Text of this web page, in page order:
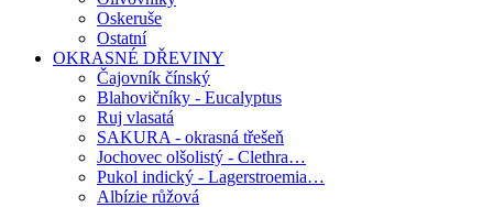
Oskeruše
Ostatní
OKRASNÉ DŘEVINY
Čajovník čínský
Blahovičníky - Eucalyptus
Ruj vlasatá
SAKURA - okrasná třešeň
Jochovec olšolistý - Clethra…
Pukol indický - Lagerstroemia…
Albízie růžová